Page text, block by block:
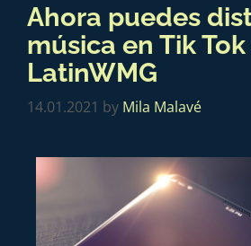
Ahora puedes
música en Tik
LatinWMG
14.01.2021 by Mila Malavé